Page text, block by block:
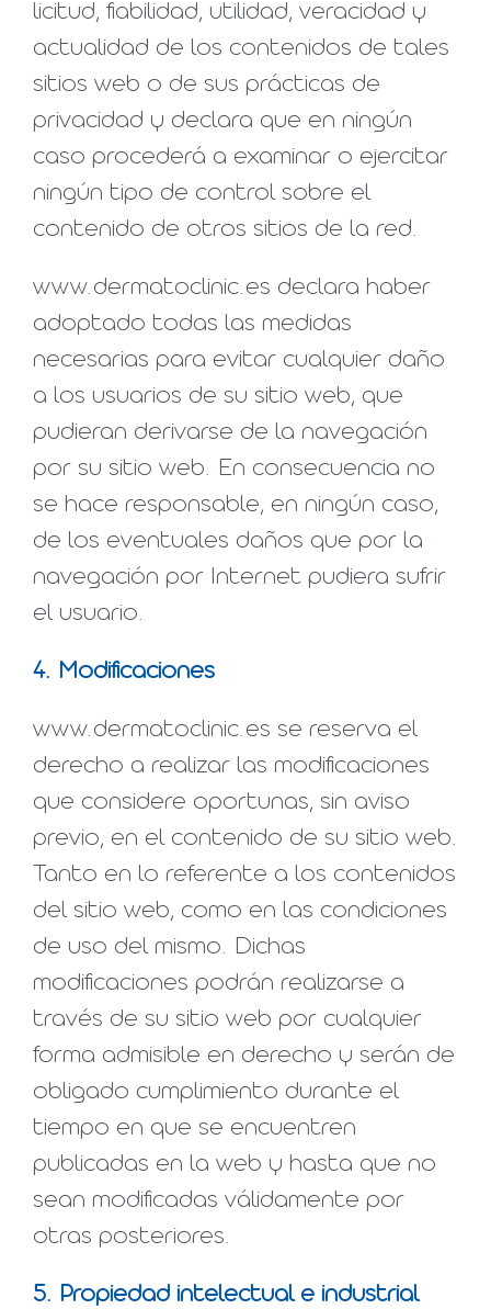
licitud, fiabilidad, utilidad, veracidad y
actualidad de los contenidos de tales
sitios web o de sus prácticas de
privacidad y declara que en ningún
caso procederá a examinar o ejercitar
ningún tipo de control sobre el
contenido de otros sitios de la red.
www.dermatoclinic.es declara haber
adoptado todas las medidas
necesarias para evitar cualquier daño
a los usuarios de su sitio web, que
pudieran derivarse de la navegación
por su sitio web. En consecuencia no
se hace responsable, en ningún caso,
de los eventuales daños que por la
navegación por Internet pudiera sufrir
el usuario.
4. Modificaciones
www.dermatoclinic.es se reserva el
derecho a realizar las modificaciones
que considere oportunas, sin aviso
previo, en el contenido de su sitio web.
Tanto en lo referente a los contenidos
del sitio web, como en las condiciones
de uso del mismo. Dichas
modificaciones podrán realizarse a
través de su sitio web por cualquier
forma admisible en derecho y serán de
obligado cumplimiento durante el
tiempo en que se encuentren
publicadas en la web y hasta que no
sean modificadas válidamente por
otras posteriores.
5. Propiedad intelectual e industrial